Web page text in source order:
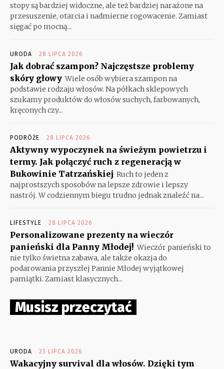
stopy są bardziej widoczne, ale też bardziej narażone na
przesuszenie, otarcia i nadmierne rogowacenie. Zamiast
sięgać po mocną...
URODA 28 LIPCA 2026
Jak dobrać szampon? Najczęstsze problemy
skóry głowy Wiele osób wybiera szampon na
podstawie rodzaju włosów. Na półkach sklepowych
szukamy produktów do włosów suchych, farbowanych,
kręconych czy...
PODRÓŻE 28 LIPCA 2026
Aktywny wypoczynek na świeżym powietrzu i
termy. Jak połączyć ruch z regeneracją w
Bukowinie Tatrzańskiej Ruch to jeden z
najprostszych sposobów na lepsze zdrowie i lepszy
nastrój. W codziennym biegu trudno jednak znaleźć na...
LIFESTYLE 28 LIPCA 2026
Personalizowane prezenty na wieczór
panieński dla Panny Młodej! Wieczór panieński to
nie tylko świetna zabawa, ale także okazja do
podarowania przyszłej Pannie Młodej wyjątkowej
pamiątki. Zamiast klasycznych...
Musisz przeczytać
URODA 23 LIPCA 2026
Wakacyjny survival dla włosów. Dzięki tym